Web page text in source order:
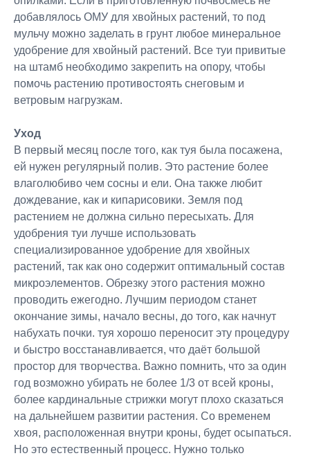
добавлялось ОМУ для хвойных растений, то под
мульчу можно заделать в грунт любое минеральное
удобрение для хвойный растений. Все туи привитые
на штамб необходимо закрепить на опору, чтобы
помочь растению противостоять снеговым и
ветровым нагрузкам.
Уход
В первый месяц после того, как туя была посажена,
ей нужен регулярный полив. Это растение более
влаголюбиво чем сосны и ели. Она также любит
дождевание, как и кипарисовики. Земля под
растением не должна сильно пересыхать. Для
удобрения туи лучше использовать
специализированное удобрение для хвойных
растений, так как оно содержит оптимальный состав
микроэлементов. Обрезку этого растения можно
проводить ежегодно. Лучшим периодом станет
окончание зимы, начало весны, до того, как начнут
набухать почки. туя хорошо переносит эту процедуру
и быстро восстанавливается, что даёт большой
простор для творчества. Важно помнить, что за один
год возможно убирать не более 1/3 от всей кроны,
более кардинальные стрижки могут плохо сказаться
на дальнейшем развитии растения. Со временем
хвоя, расположенная внутри кроны, будет осыпаться.
Но это естественный процесс. Нужно только